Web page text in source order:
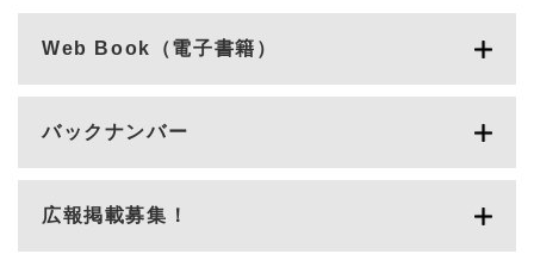
Web Book（電子書籍）
バックナンバー
広報掲載募集！